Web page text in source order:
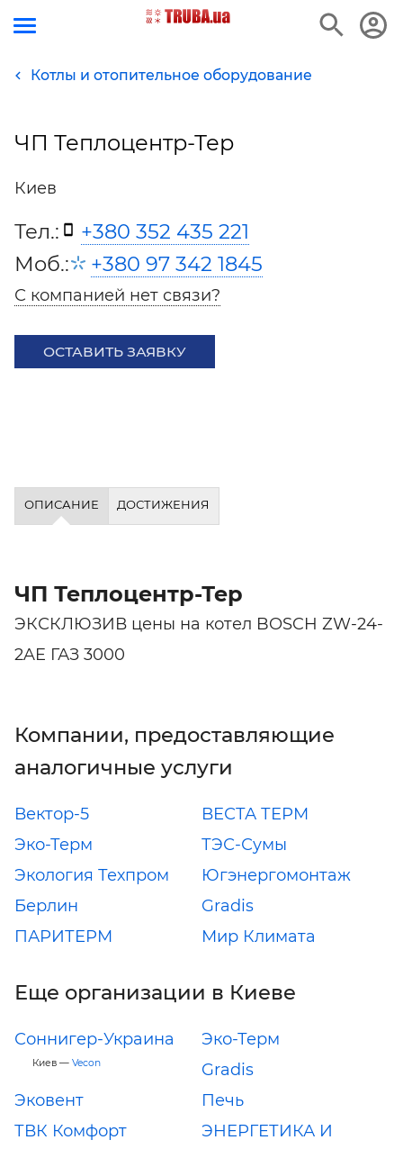
Котлы и отопительное оборудование
ЧП Теплоцентр-Тер
Киев
Тел.:
+380 352 435 221
Моб.:
+380 97 342 1845
С компанией нет связи?
ОСТАВИТЬ ЗАЯВКУ
ОПИСАНИЕ ДОСТИЖЕНИЯ
ЧП Теплоцентр-Тер
ЭКСКЛЮЗИВ цены на котел BOSCH ZW-24-
2AE ГАЗ 3000
Компании, предоставляющие
аналогичные услуги
Вектор-5
ВЕСТА ТЕРМ
Эко-Терм
ТЭС-Сумы
Экология Техпром
Югэнергомонтаж
Берлин
Gradis
ПАРИТЕРМ
Мир Климата
Еще организации в Киеве
Соннигер-Украина
Киев — Vecon
Эко-Терм
Gradis
Эковент
Печь
ТВК Комфорт
ЭНЕРГЕТИКА И